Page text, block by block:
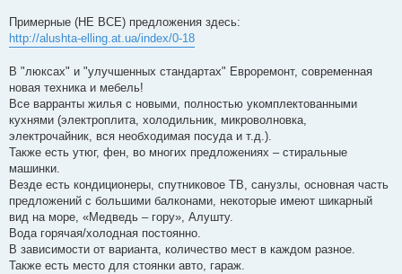
Примерные (НЕ ВСЕ) предложения здесь:
http://alushta-elling.at.ua/index/0-18
В "люксах" и "улучшенных стандартах" Евроремонт, современная
новая техника и мебель!
Все варранты жилья с новыми, полностью укомплектованными
кухнями (электроплита, холодильник, микроволновка,
электрочайник, вся необходимая посуда и т.д.).
Также есть утюг, фен, во многих предложениях – стиральные
машинки.
Везде есть кондиционеры, спутниковое ТВ, санузлы, основная часть
предложений с большими балконами, некоторые имеют шикарный
вид на море, «Медведь – гору», Алушту.
Вода горячая/холодная постоянно.
В зависимости от варианта, количество мест в каждом разное.
Также есть место для стоянки авто, гараж.